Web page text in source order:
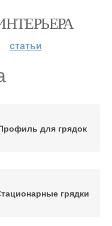
статьи
для грядок
грядки